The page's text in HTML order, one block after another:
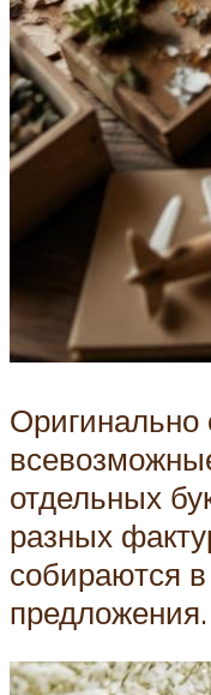
Оригинально
отдельных
разных
собираются
предложения.